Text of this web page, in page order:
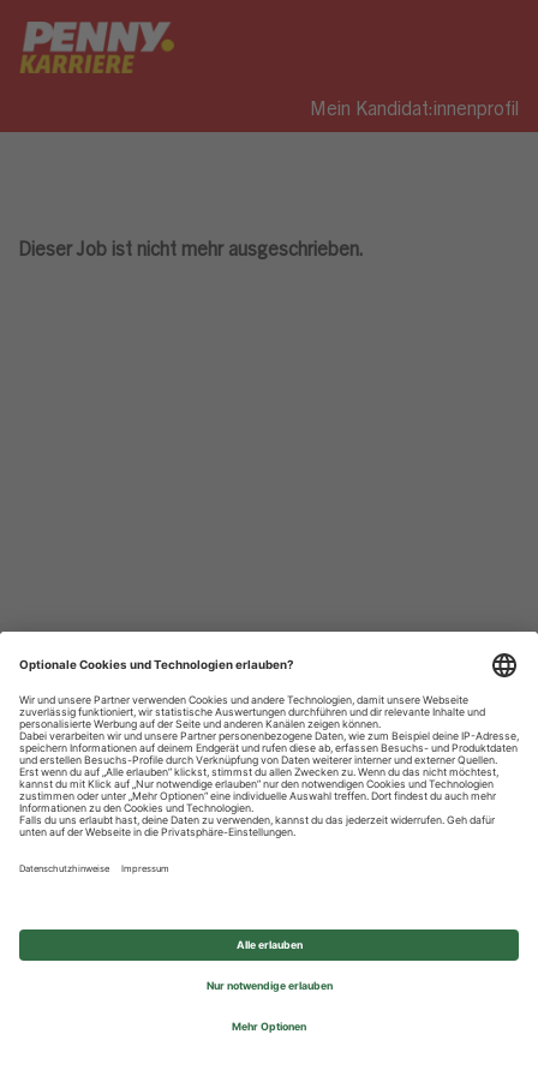
Mein Kandidat:innenprofil
Dieser Job ist nicht mehr ausgeschrieben.
Datenschutzhinweise
Impressum
Privatsphäre-Einstellungen
© 2026 REWE Group - All rights reserved